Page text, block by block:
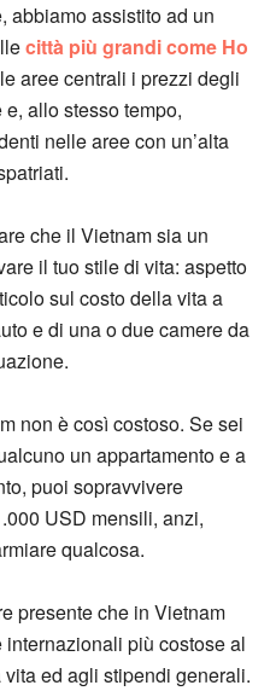
abbiamo assistito ad un
città più grandi come Ho
aree centrali i prezzi degli
allo stesso tempo,
nelle aree con un’alta
che il Vietnam sia un
il tuo stile di vita: aspetto
sul costo della vita a
e di una o due camere da
non è così costoso. Se sei
un appartamento e a
puoi sopravvivere
USD mensili, anzi,
qualcosa.
presente che in Vietnam
più costose al
ed agli stipendi generali.